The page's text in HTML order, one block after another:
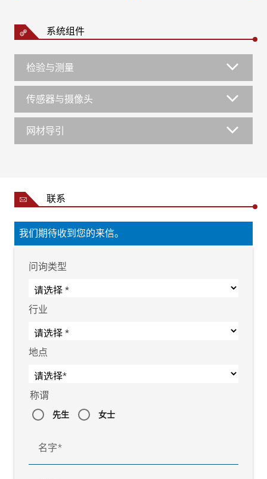
系统组件
检验与测量
传感器与摄像头
网材导引
联系
我们期待收到您的来信。
问询类型
行业
地点
称谓
先生 女士
名字